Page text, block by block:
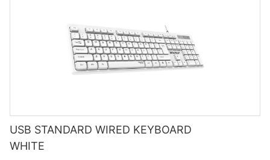
USB STANDARD WIRED KEYBOARD
WHITE